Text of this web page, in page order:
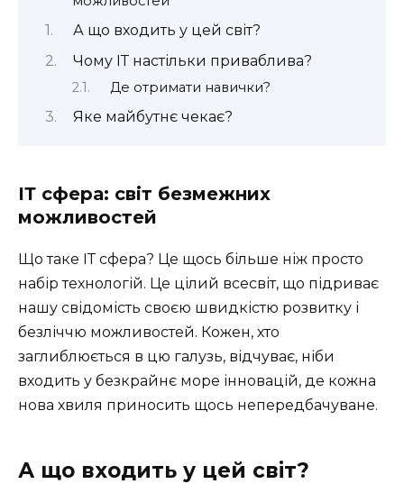
А що входить у цей світ?
Чому ІТ настільки приваблива?
Де отримати навички?
Яке майбутнє чекає?
ІТ сфера: світ безмежних
можливостей
Що таке ІТ сфера? Це щось більше ніж просто
набір технологій. Це цілий всесвіт, що підриває
нашу свідомість своєю швидкістю розвитку і
безліччю можливостей. Кожен, хто
заглиблюється в цю галузь, відчуває, ніби
входить у безкрайнє море інновацій, де кожна
нова хвиля приносить щось непередбачуване.
А що входить у цей світ?